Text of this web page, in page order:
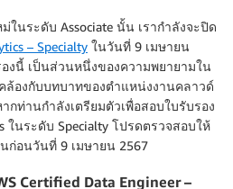
นระดับ Associate นั้น เรากำลังจะปิด
– Specialty ในวันที่ 9 เมษายน
งนี้ เป็นส่วนหนึ่งของความพยายามใน
ล้องกับบทบาทของตำแหน่งงานคลาวด์
กท่านกำลังเตรียมตัวเพื่อสอบใบรับรอง
ในระดับ Specialty โปรดตรวจสอบให้
ก่อนวันที่ 9 เมษายน 2567
Certified Data Engineer –